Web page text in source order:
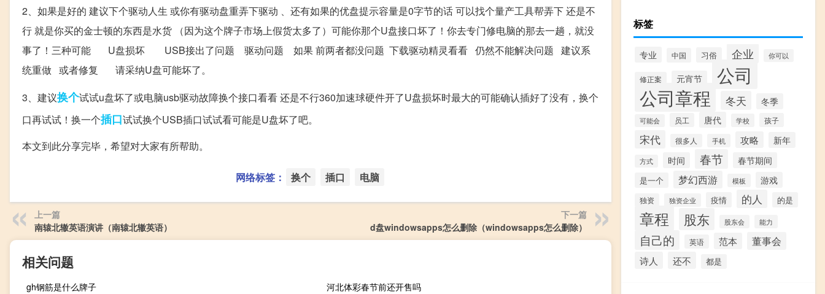
2、如果是好的 建议下个驱动人生 或你有驱动盘重弄下驱动 、还有如果的优盘提示容量是0字节的话 可以找个量产工具帮弄下 还是不
行 就是你买的金士顿的东西是水货 （因为这个牌子市场上假货太多了）可能你那个U盘接口坏了！你去专门修电脑的那去一趟，就没
事了！三种可能 U盘损坏 USB接出了问题 驱动问题 如果 前两者都没问题 下载驱动精灵看看 仍然不能解决问题 建议系
统重做 或者修复 请采纳U盘可能坏了。
3、建议换个试试u盘坏了或电脑usb驱动故障换个接口看看 还是不行360加速球硬件开了U盘损坏时最大的可能确认插好了没有，换个
口再试试！换一个插口试试换个USB插口试试看可能是U盘坏了吧。
本文到此分享完毕，希望对大家有所帮助。
网络标签： 换个 插口 电脑
上一篇
南辕北辙英语演讲（南辕北辙英语）
下一篇
d盘windowsapps怎么删除（windowsapps怎么删除）
相关问题
gh钢筋是什么牌子
河北体彩春节前还开售吗
标签
专业 中国 习俗 企业 你可以
修正案 元宵节 公司
公司章程 冬天 冬季
可能会 员工 唐代 学校 孩子
宋代 很多人 手机 攻略 新年
方式 时间 春节 春节期间
是一个 梦幻西游 模板 游戏
独资 独资企业 疫情 的人 的是
章程 股东 股东会 能力
自己的 英语 范本 董事会
诗人 还不 都是